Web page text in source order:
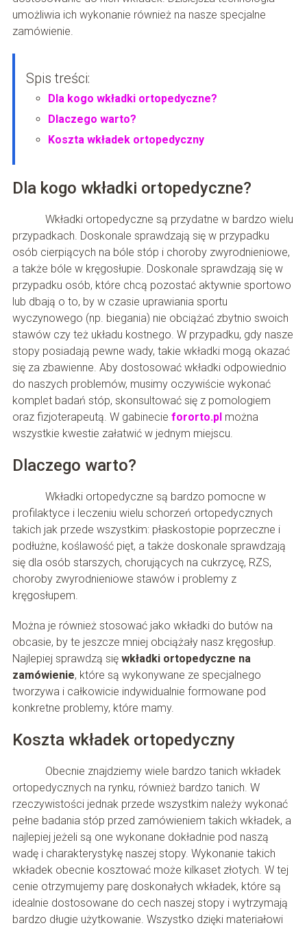
umożliwia ich wykonanie również na nasze specjalne
zamówienie.
Spis treści:
Dla kogo wkładki ortopedyczne?
Dlaczego warto?
Koszta wkładek ortopedyczny
Dla kogo wkładki ortopedyczne?
Wkładki ortopedyczne są przydatne w bardzo wielu
przypadkach. Doskonale sprawdzają się w przypadku
osób cierpiących na bóle stóp i choroby zwyrodnieniowe,
a także bóle w kręgosłupie. Doskonale sprawdzają się w
przypadku osób, które chcą pozostać aktywnie sportowo
lub dbają o to, by w czasie uprawiania sportu
wyczynowego (np. biegania) nie obciążać zbytnio swoich
stawów czy też układu kostnego. W przypadku, gdy nasze
stopy posiadają pewne wady, takie wkładki mogą okazać
się za zbawienne. Aby dostosować wkładki odpowiednio
do naszych problemów, musimy oczywiście wykonać
komplet badań stóp, skonsultować się z pomologiem
oraz fizjoterapeutą. W gabinecie fororto.plmożna
wszystkie kwestie załatwić w jednym miejscu.
Dlaczego warto?
Wkładki ortopedyczne są bardzo pomocne w
profilaktyce i leczeniu wielu schorzeń ortopedycznych
takich jak przede wszystkim: płaskostopie poprzeczne i
podłużne, koślawość pięt, a także doskonale sprawdzają
się dla osób starszych, chorujących na cukrzycę, RZS,
choroby zwyrodnieniowe stawów i problemy z
kręgosłupem.
Można je również stosować jako wkładki do butów na
obcasie, by te jeszcze mniej obciążały nasz kręgosłup.
Najlepiej sprawdzą się wkładki ortopedyczne na
zamówienie, które są wykonywane ze specjalnego
tworzywa i całkowicie indywidualnie formowane pod
konkretne problemy, które mamy.
Koszta wkładek ortopedyczny
Obecnie znajdziemy wiele bardzo tanich wkładek
ortopedycznych na rynku, również bardzo tanich. W
rzeczywistości jednak przede wszystkim należy wykonać
pełne badania stóp przed zamówieniem takich wkładek, a
najlepiej jeżeli są one wykonane dokładnie pod naszą
wadę i charakterystykę naszej stopy. Wykonanie takich
wkładek obecnie kosztować może kilkaset złotych. W tej
cenie otrzymujemy parę doskonałych wkładek, które są
idealnie dostosowane do cech naszej stopy i wytrzymają
bardzo długie użytkowanie. Wszystko dzięki materiałowi